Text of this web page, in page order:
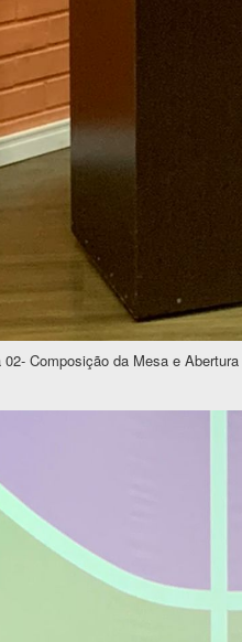
02- Composição da Mesa e